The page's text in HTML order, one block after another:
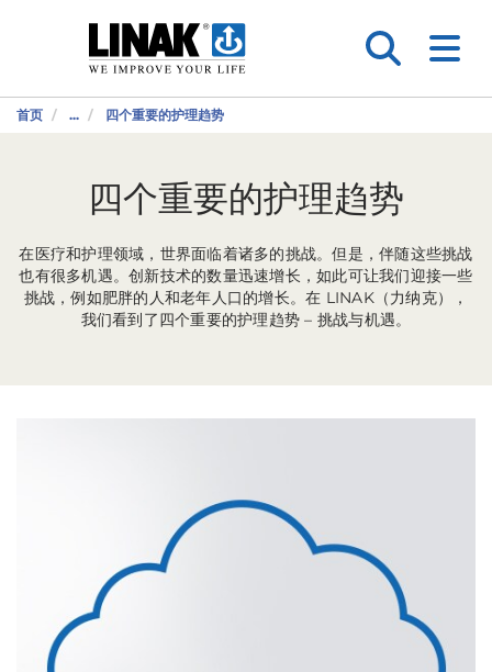
首页 ... 四个重要的护理趋势
四个重要的护理趋势
在医疗和护理领域，世界面临着诸多的挑战。但是，伴随这些挑战
也有很多机遇。创新技术的数量迅速增长，如此可让我们迎接一些
挑战，例如肥胖的人和老年人口的增长。在 LINAK（力纳克），
我们看到了四个重要的护理趋势 – 挑战与机遇。